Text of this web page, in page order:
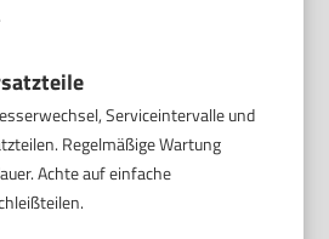
Serviceintervalle und
Regelmäßige Wartung
Achte auf einfache